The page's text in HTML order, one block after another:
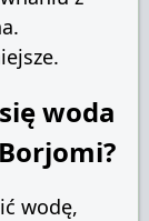
woda
wodę,